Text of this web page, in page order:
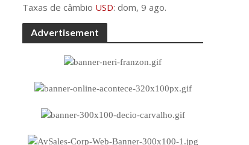
Taxas de câmbio USD: dom, 9 ago.
Advertisement